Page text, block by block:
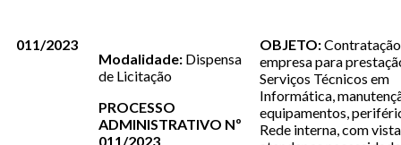
011/2023
Modalidade: Dispensa
de Licitação
PROCESSO
ADMINISTRATIVO Nº
011/2023
OBJETO:
empresa para
Serviços Técnicos em
Informática,
equipamentos,
Rede interna, com